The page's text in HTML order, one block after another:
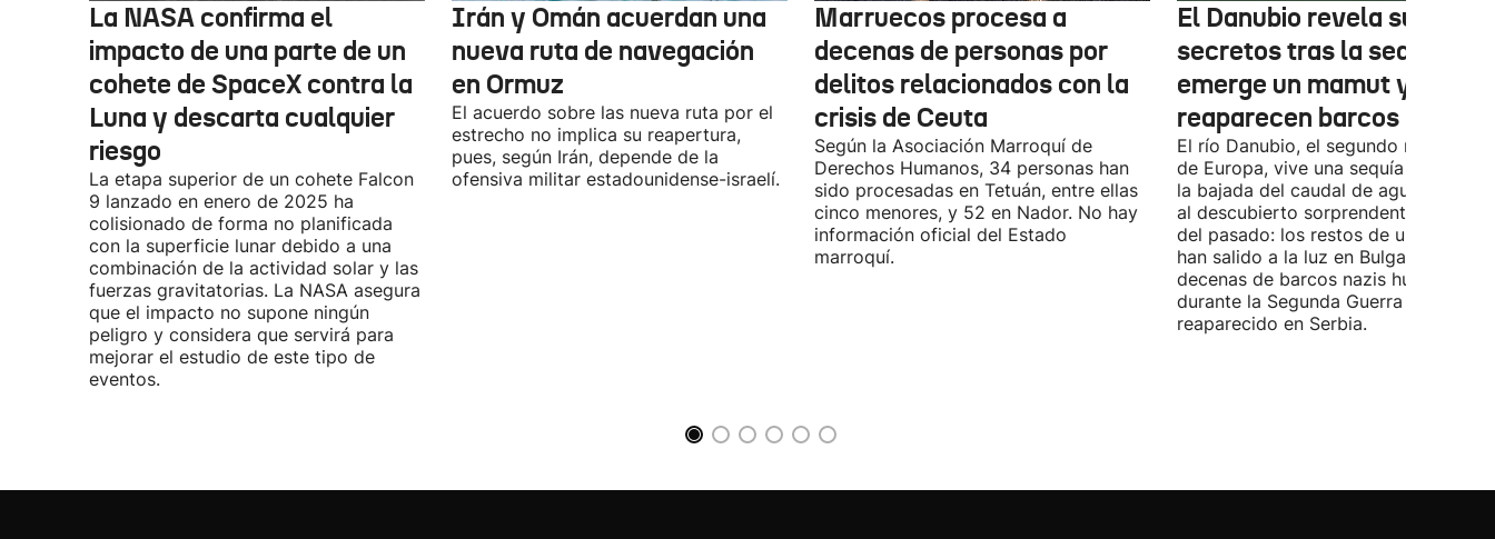
La NASA confirma el
impacto de una parte de un
cohete de SpaceX contra la
Luna y descarta cualquier
riesgo
La etapa superior de un cohete Falcon
9 lanzado en enero de 2025 ha
colisionado de forma no planificada
con la superficie lunar debido a una
combinación de la actividad solar y las
fuerzas gravitatorias. La NASA asegura
que el impacto no supone ningún
peligro y considera que servirá para
mejorar el estudio de este tipo de
eventos.
Irán y Omán acuerdan una
nueva ruta de navegación
en Ormuz
El acuerdo sobre las nueva ruta por el
estrecho no implica su reapertura,
pues, según Irán, depende de la
ofensiva militar estadounidense-israelí.
Marruecos procesa a
decenas de personas por
delitos relacionados con la
crisis de Ceuta
Según la Asociación Marroquí de
Derechos Humanos, 34 personas han
sido procesadas en Tetuán, entre ellas
cinco menores, y 52 en Nador. No hay
información oficial del Estado
marroquí.
El Danubio revela sus
secretos tras la sequía:
emerge un mamut y
reaparecen barcos nazis
El río Danubio, el segundo más largo
de Europa, vive una sequía histórica
la bajada del caudal de agua ha
al descubierto sorprendentes
del pasado: los restos de un mamut
han salido a la luz en Bulgaria y
decenas de barcos nazis hundidos
durante la Segunda Guerra Mundial
reaparecido en Serbia.